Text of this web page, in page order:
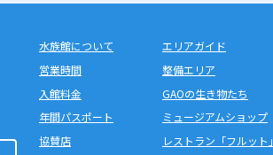
水族館について
営業時間
入館料金
年間パスポート
協賛店
エリアガイド
整備エリア
GAOの生き物たち
ミュージアムショップ
レストラン「フルット」